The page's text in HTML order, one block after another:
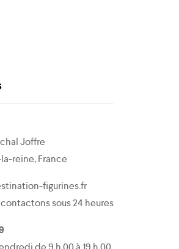
Joffre
reine, France
figurines.fr
sous 24 heures